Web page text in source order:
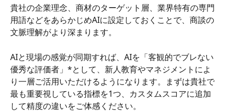
貴社の企業理念、商材のターゲット層、業界特有の専門
用語などをあらかじめAIに設定しておくことで、商談の
文脈理解がより深まります。
AIと現場の感覚が同期すれば、AIを「客観的でブレない
優秀な評価者」*として、新人教育やマネジメントによ
り一層ご活用いただけるようになります。まずは貴社で
最も重要視している指標を1つ、カスタムスコアに追加
して精度の違いをご体感ください。